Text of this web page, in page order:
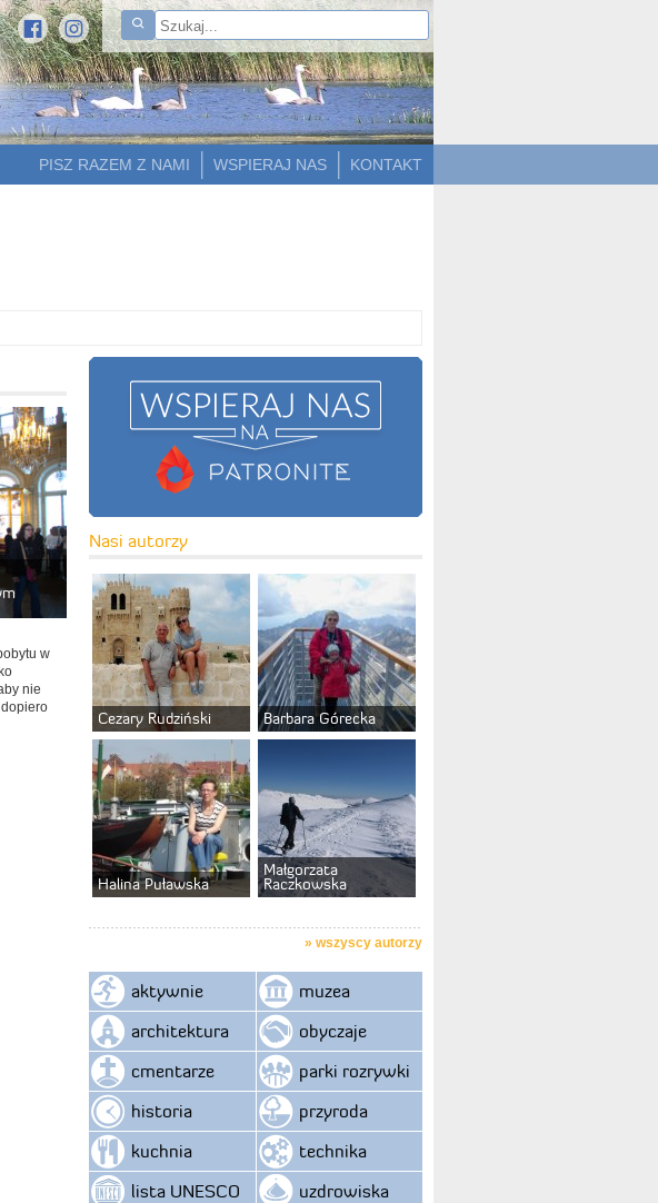
KONTAKT
WSPIERAJ NAS
PISZ RAZEM Z NAMI
w
nie
Nasi autorzy
Cezary Rudziński Barbara Górecka
Halina Puławska
Małgorzata
Raczkowska
» wszyscy autorzy
aktywnie
architektura
cmentarze
historia
kuchnia
lista UNESCO
muzea
obyczaje
parki rozrywki
przyroda
technika
uzdrowiska